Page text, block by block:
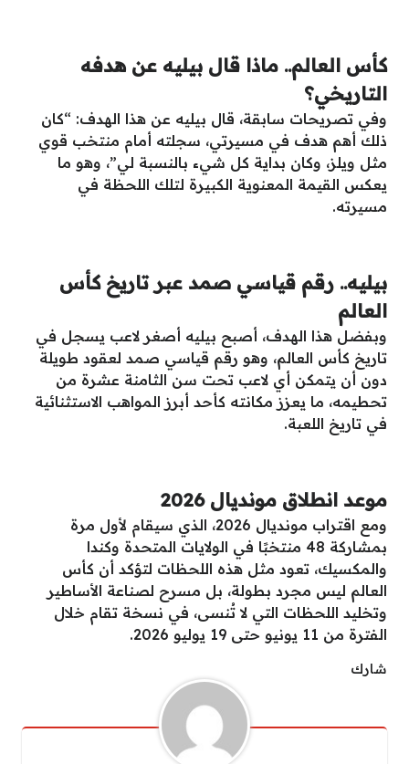
كأس العالم.. ماذا قال بيليه عن هدفه
التاريخي؟
وفي تصريحات سابقة، قال بيليه عن هذا الهدف: “كان
ذلك أهم هدف في مسيرتي، سجلته أمام منتخب قوي
مثل ويلز، وكان بداية كل شيء بالنسبة لي”، وهو ما
يعكس القيمة المعنوية الكبيرة لتلك اللحظة في
مسيرته.
بيليه.. رقم قياسي صمد عبر تاريخ كأس
العالم
وبفضل هذا الهدف، أصبح بيليه أصغر لاعب يسجل في
تاريخ كأس العالم، وهو رقم قياسي صمد لعقود طويلة
دون أن يتمكن أي لاعب تحت سن الثامنة عشرة من
تحطيمه، ما يعزز مكانته كأحد أبرز المواهب الاستثنائية
في تاريخ اللعبة.
موعد انطلاق مونديال 2026
ومع اقتراب مونديال 2026، الذي سيقام لأول مرة
بمشاركة 48 منتخبًا في الولايات المتحدة وكندا
والمكسيك، تعود مثل هذه اللحظات لتؤكد أن كأس
العالم ليس مجرد بطولة، بل مسرح لصناعة الأساطير
وتخليد اللحظات التي لا تُنسى، في نسخة تقام خلال
الفترة من 11 يونيو حتى 19 يوليو 2026.
شارك